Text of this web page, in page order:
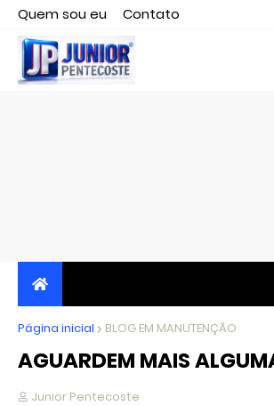
Quem sou eu
Contato
Editor responsável, jornalista Clovis
JORNALISMO INDEPENDENTE,
CRÍTICO
Página inicial BLOG EM MANUTENÇÃO
AGUARDEM MAIS
Junior Pentecoste